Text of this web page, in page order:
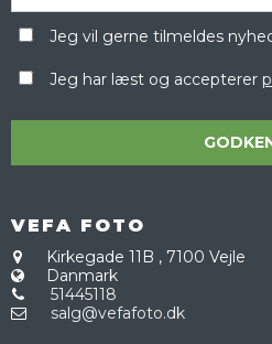
Jeg vil gerne tilmeldes
Jeg har læst og accepterer
VEFA FOTO
Kirkegade 11B , 7100 Vejle
Danmark
51445118
salg@vefafoto.dk